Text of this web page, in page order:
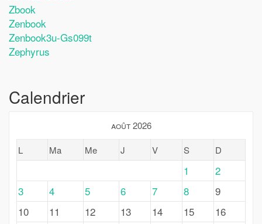
Zbook
Zenbook
Zenbook3u-Gs099t
Zephyrus
Calendrier
août 2026
L
Ma Me J V S D
1
2
3
4 5 6 7 8
9
10
11 12 13 14 15
16